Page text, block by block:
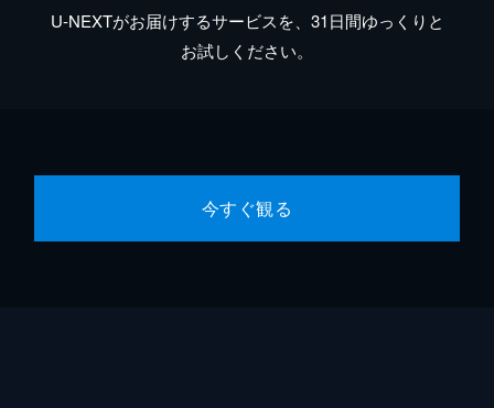
U-NEXTがお届けするサービスを、31日間ゆっくりと
お試しください。
今すぐ観る